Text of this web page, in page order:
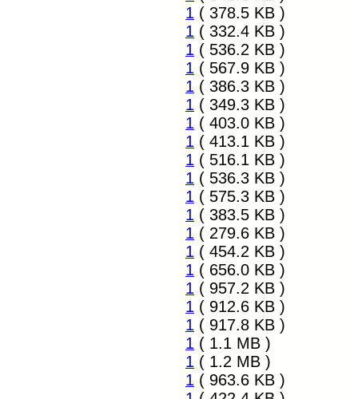
1 ( 378.5 KB )
1 ( 332.4 KB )
1 ( 536.2 KB )
1 ( 567.9 KB )
1 ( 386.3 KB )
1 ( 349.3 KB )
1 ( 403.0 KB )
1 ( 413.1 KB )
1 ( 516.1 KB )
1 ( 536.3 KB )
1 ( 575.3 KB )
1 ( 383.5 KB )
1 ( 279.6 KB )
1 ( 454.2 KB )
1 ( 656.0 KB )
1 ( 957.2 KB )
1 ( 912.6 KB )
1 ( 917.8 KB )
1 ( 1.1 MB )
1 ( 1.2 MB )
1 ( 963.6 KB )